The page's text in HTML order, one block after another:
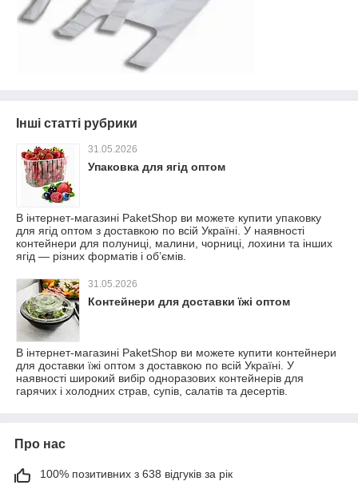
Інші статті рубрики
31.05.2026
Упаковка для ягід оптом
В інтернет-магазині PaketShop ви можете купити упаковку
для ягід оптом з доставкою по всій Україні. У наявності
контейнери для полуниці, малини, чорниці, лохини та інших
ягід — різних форматів і об’ємів.
31.05.2026
Контейнери для доставки їжі оптом
В інтернет-магазині PaketShop ви можете купити контейнери
для доставки їжі оптом з доставкою по всій Україні. У
наявності широкий вибір одноразових контейнерів для
гарячих і холодних страв, супів, салатів та десертів.
Про нас
100% позитивних з 638 відгуків за рік